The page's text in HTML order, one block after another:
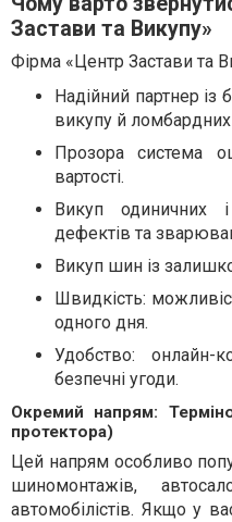
Застави та Викупу»
Фірма «Центр Застави та
Надійний партнер із
викупу й ломбардних
Прозора система
вартості.
Викуп одиничних
дефектів та
Викуп шин із
Швидкість:
одного дня.
Удобство: онлайн-
безпечні угоди.
Окремий напрям:
протектора)
Цей напрям особливо
шиномонтажів,
автомобілістів. Якщо у